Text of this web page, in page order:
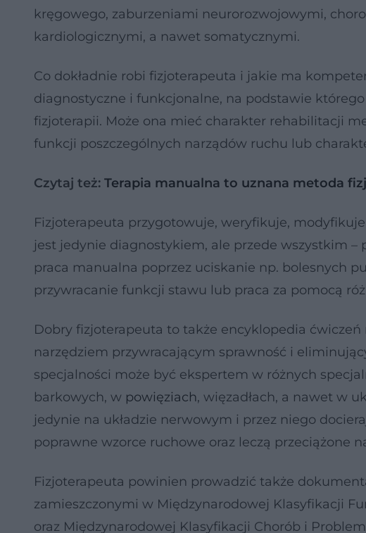
kręgowego, zaburzeniami neurorozwojowymi,
kardiologicznymi, a nawet somatycznymi.
Co dokładnie robi fizjoterapeuta i jakie ma
diagnostyczne i funkcjonalne, na podstawie
fizjoterapii. Może ona mieć charakter rehabilitacji
funkcji poszczególnych narządów ruchu lub
Czytaj też: Terapia manualna to uznana metoda
Fizjoterapeuta przygotowuje, weryfikuje,
jest jedynie diagnostykiem, ale przede wszystkim
praca manualna poprzez uciskanie np. bolesnych
przywracanie funkcji stawu lub praca za pomocą
Dobry fizjoterapeuta to także encyklopedia
narzędziem przywracającym sprawność i
specjalności może być ekspertem w różnych
barkowych, w powięziach, więzadłach, a nawet w
jedynie na układzie nerwowym i przez niego
poprawne wzorce ruchowe oraz leczą przeciążone
Fizjoterapeuta powinien prowadzić także
zamieszczonymi w Międzynarodowej Klasyfikacji
oraz Międzynarodowej Klasyfikacji Chorób i